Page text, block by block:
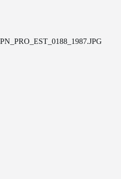
PN_PRO_EST_0188_1987.JPG